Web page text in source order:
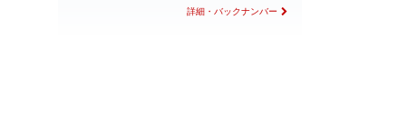
詳細・バックナンバー